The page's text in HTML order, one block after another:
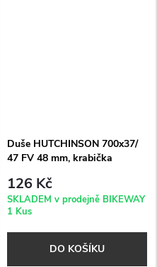
Duše HUTCHINSON 700x37/
47 FV 48 mm, krabička
126 Kč
SKLADEM v prodejně BIKEWAY
1 Kus
DO KOŠÍKU